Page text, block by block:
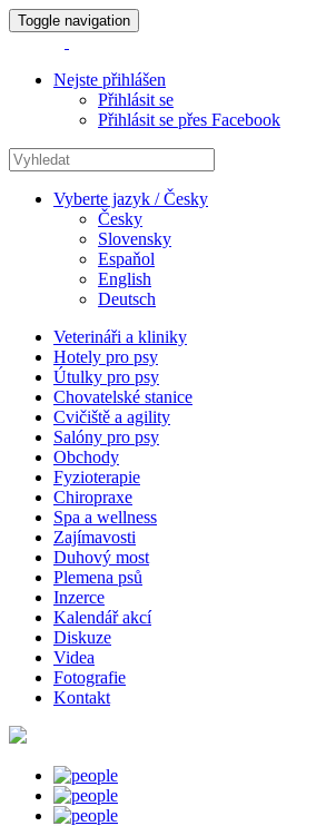
Toggle navigation
Nejste přihlášen
Přihlásit se
Přihlásit se přes Facebook
Vyberte jazyk / Česky
Česky
Slovensky
Espaňol
English
Deutsch
Veterináři a kliniky
Hotely pro psy
Útulky pro psy
Chovatelské stanice
Cvičiště a agility
Salóny pro psy
Obchody
Fyzioterapie
Chiropraxe
Spa a wellness
Zajímavosti
Duhový most
Plemena psů
Inzerce
Kalendář akcí
Diskuze
Videa
Fotografie
Kontakt